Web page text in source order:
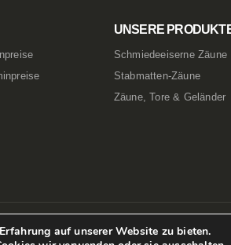
UNSERE
Schmiedeeiserne Zäune
Stabmatten-Zäune
Zäune, Tore & Geländer
auf unserer Website zu bieten.